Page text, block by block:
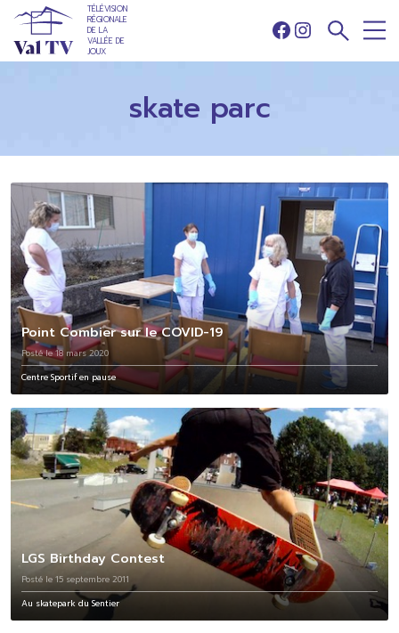
TÉLÉVISION
RÉGIONALE
DE LA
VALLÉE DE
JOUX
Facebook
Instagram
skate parc
Point Combier sur le COVID-19
Posté le 18 mars 2020
Centre Sportif en pause
LGS Birthday Contest
Posté le 15 septembre 2011
Au skatepark du Sentier